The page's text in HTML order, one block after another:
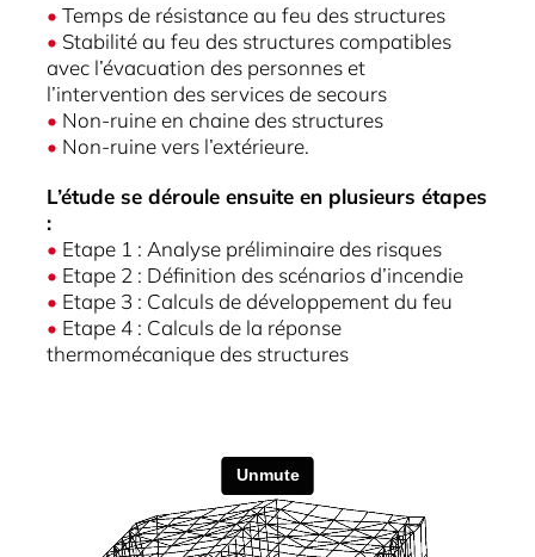
• Temps de résistance au feu des structures
• Stabilité au feu des structures compatibles
avec l’évacuation des personnes et
l’intervention des services de secours
• Non-ruine en chaine des structures
• Non-ruine vers l’extérieure.
L’étude se déroule ensuite en plusieurs étapes
:
• Etape 1 : Analyse préliminaire des risques
• Etape 2 : Définition des scénarios d’incendie
• Etape 3 : Calculs de développement du feu
• Etape 4 : Calculs de la réponse
thermomécanique des structures